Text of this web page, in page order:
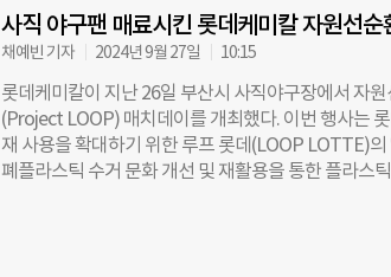
서 롯데케미칼은 프로젝트 루프 주관 기업인 임팩트스
자원의 수거, 선별, 원료화를 추진하는 유망 소셜벤처
사업 실현금 지원, 전문가 멘토링, 엑셀러레이팅 프로
협력 기회를 제공한다. 이번에 선발된 6개사는 ▲AI
별 기업 ‘에이트테크’ ▲재활용 플라스틱 전문 유통
라스틱 분해 기술 보유기업 ‘리플라’ ▲해양 플라스틱
추출 방식 섬유 재활용 기업 ‘텍스타일리’ ▲연속 초
사직 야구팬 매료시킨 롯데케미칼 자원선순
채예빈 기자 2024년 9월 27일 10:15
롯데케미칼이 지난 26일 부산시 사직야구장에서 자
(Project LOOP) 매치데이를 개최했다. 이번 행사는
재 사용을 확대하기 위한 루프 롯데(LOOP LOTTE)
폐플라스틱 수거 문화 개선 및 재활용을 통한 플라스